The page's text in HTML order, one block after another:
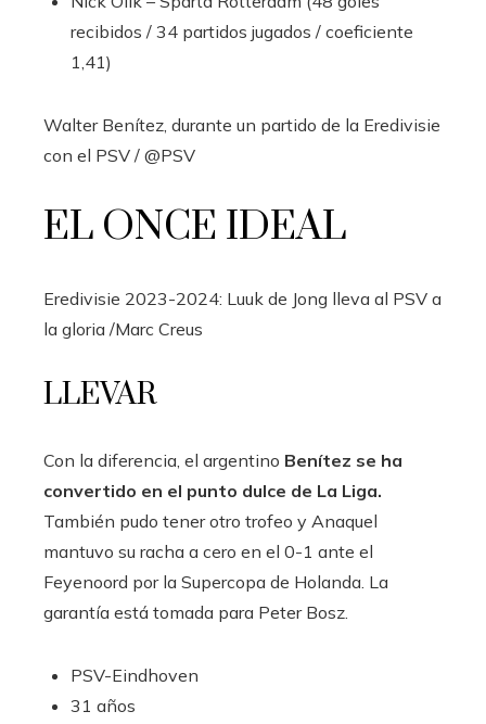
recibidos / 34 partidos jugados / coeficiente
1,41)
Walter Benítez, durante un partido de la Eredivisie
con el PSV / @PSV
EL ONCE IDEAL
Eredivisie 2023-2024: Luuk de Jong lleva al PSV a
la gloria /Marc Creus
LLEVAR
Con la diferencia, el argentino Benítez se ha
convertido en el punto dulce de La Liga.
También pudo tener otro trofeo y Anaquel
mantuvo su racha a cero en el 0-1 ante el
Feyenoord por la Supercopa de Holanda. La
garantía está tomada para Peter Bosz.
PSV-Eindhoven
31 años